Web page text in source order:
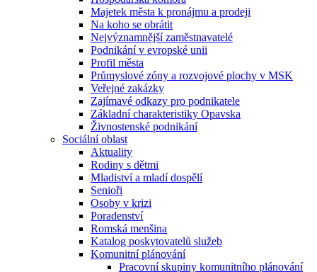
Majetek města k pronájmu a prodeji
Na koho se obrátit
Nejvýznamnější zaměstnavatelé
Podnikání v evropské unii
Profil města
Průmyslové zóny a rozvojové plochy v MSK
Veřejné zakázky
Zajímavé odkazy pro podnikatele
Základní charakteristiky Opavska
Živnostenské podnikání
Sociální oblast
Aktuality
Rodiny s dětmi
Mladiství a mladí dospělí
Senioři
Osoby v krizi
Poradenství
Romská menšina
Katalog poskytovatelů služeb
Komunitní plánování
Pracovní skupiny komunitního plánování